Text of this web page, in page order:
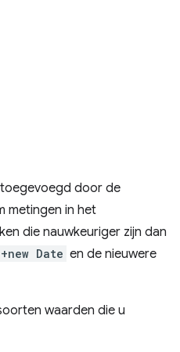
door de
metingen in het
die nauwkeuriger zijn dan
+new Date en de nieuwere
waarden die u